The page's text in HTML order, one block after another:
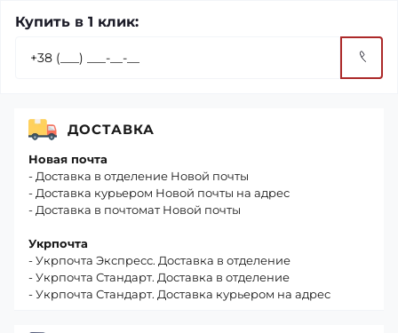
Купить в 1 клик:
ДОСТАВКА
Новая почта
- Доставка в отделение Новой почты
- Доставка курьером Новой почты на адрес
- Доставка в почтомат Новой почты
Укрпочта
- Укрпочта Экспресс. Доставка в отделение
- Укрпочта Стандарт. Доставка в отделение
- Укрпочта Стандарт. Доставка курьером на адрес